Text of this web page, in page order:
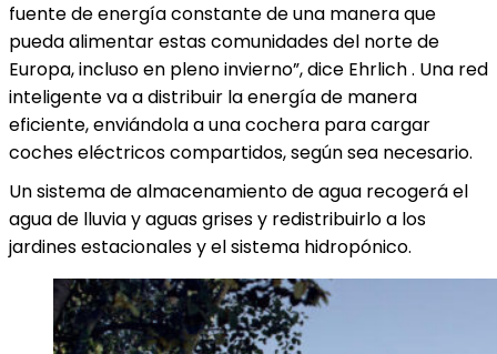
fuente de energía constante de una manera que
pueda alimentar estas comunidades del norte de
Europa, incluso en pleno invierno”, dice Ehrlich . Una red
inteligente va a distribuir la energía de manera
eficiente, enviándola a una cochera para cargar
coches eléctricos compartidos, según sea necesario.
Un sistema de almacenamiento de agua recogerá el
agua de lluvia y aguas grises y redistribuirlo a los
jardines estacionales y el sistema hidropónico.